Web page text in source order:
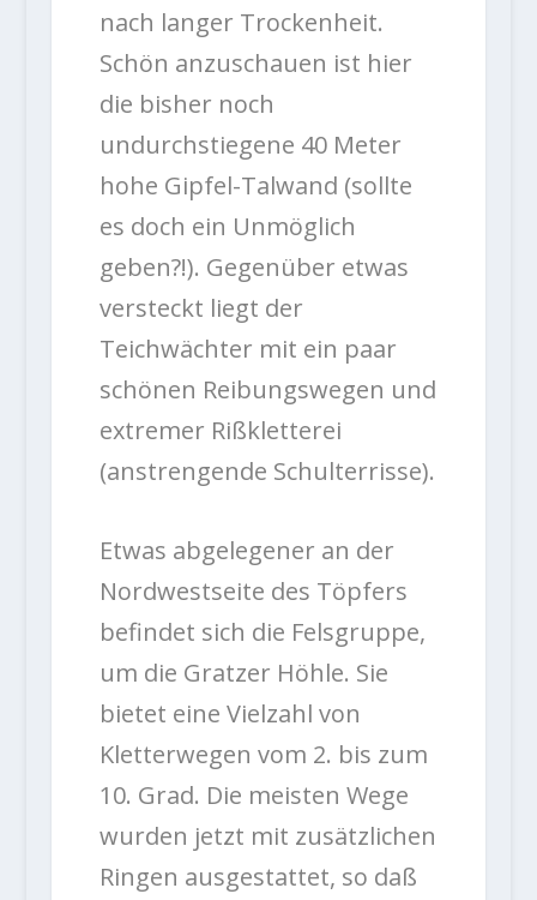
nach langer Trockenheit.
Schön anzuschauen ist hier
die bisher noch
undurchstiegene 40 Meter
hohe Gipfel-Talwand (sollte
es doch ein Unmöglich
geben?!). Gegenüber etwas
versteckt liegt der
Teichwächter mit ein paar
schönen Reibungswegen und
extremer Rißkletterei
(anstrengende Schulterrisse).
Etwas abgelegener an der
Nordwestseite des Töpfers
befindet sich die Felsgruppe,
um die Gratzer Höhle. Sie
bietet eine Vielzahl von
Kletterwegen vom 2. bis zum
10. Grad. Die meisten Wege
wurden jetzt mit zusätzlichen
Ringen ausgestattet, so daß